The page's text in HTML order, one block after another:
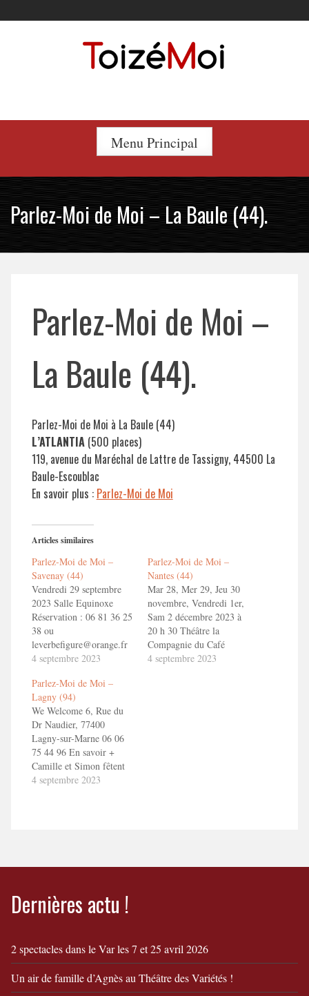
to
Menu Principal
Parlez-Moi de Moi – La Baule (44).
Parlez-Moi de Moi –
La Baule (44).
Parlez-Moi de Moi à La Baule (44)
L’ATLANTIA (500 places)
119, avenue du Maréchal de Lattre de Tassigny, 44500 La
Baule-Escoublac
En savoir plus : Parlez-Moi de Moi
Articles similaires
Parlez-Moi de Moi –
Savenay (44)
Vendredi 29 septembre
2023 Salle Equinoxe
Réservation : 06 81 36 25
38 ou
leverbefigure@orange.fr
En savoir plus : Parlez-
4 septembre 2023
Parlez-Moi de Moi –
Nantes (44)
Mar 28, Mer 29, Jeu 30
novembre, Vendredi 1er,
Sam 2 décembre 2023 à
20 h 30 Théâtre la
Compagnie du Café
Théâtre. 6 rue des
4 septembre 2023
Parlez-Moi de Moi –
Lagny (94)
We Welcome 6, Rue du
Dr Naudier, 77400
Lagny-sur-Marne 06 06
75 44 96 En savoir +
Camille et Simon fêtent
leur divorce !
4 septembre 2023
Dernières actu !
2 spectacles dans le Var les 7 et 25 avril 2026
Un air de famille d’Agnès au Théâtre des Variétés !